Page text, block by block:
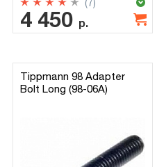
(7)
4 450 р.
Tippmann 98 Adapter
Bolt Long (98-06A)